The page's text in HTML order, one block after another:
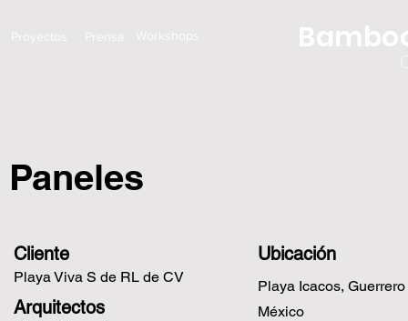
Proyectos Prensa Workshops
Paneles
Cliente
Playa Viva S de RL de CV
Arquitectos
Ubicación
Playa Icacos, Guerrero
México